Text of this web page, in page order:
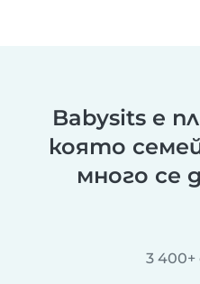
Babysits е
която
много се
3